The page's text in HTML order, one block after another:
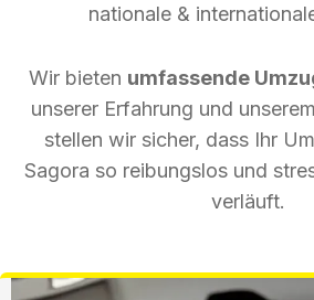
nationale &
Wir bieten umfassende
unserer Erfahrung und
stellen wir sicher, dass Ihr
Sagora so reibungslos und
verläuft.